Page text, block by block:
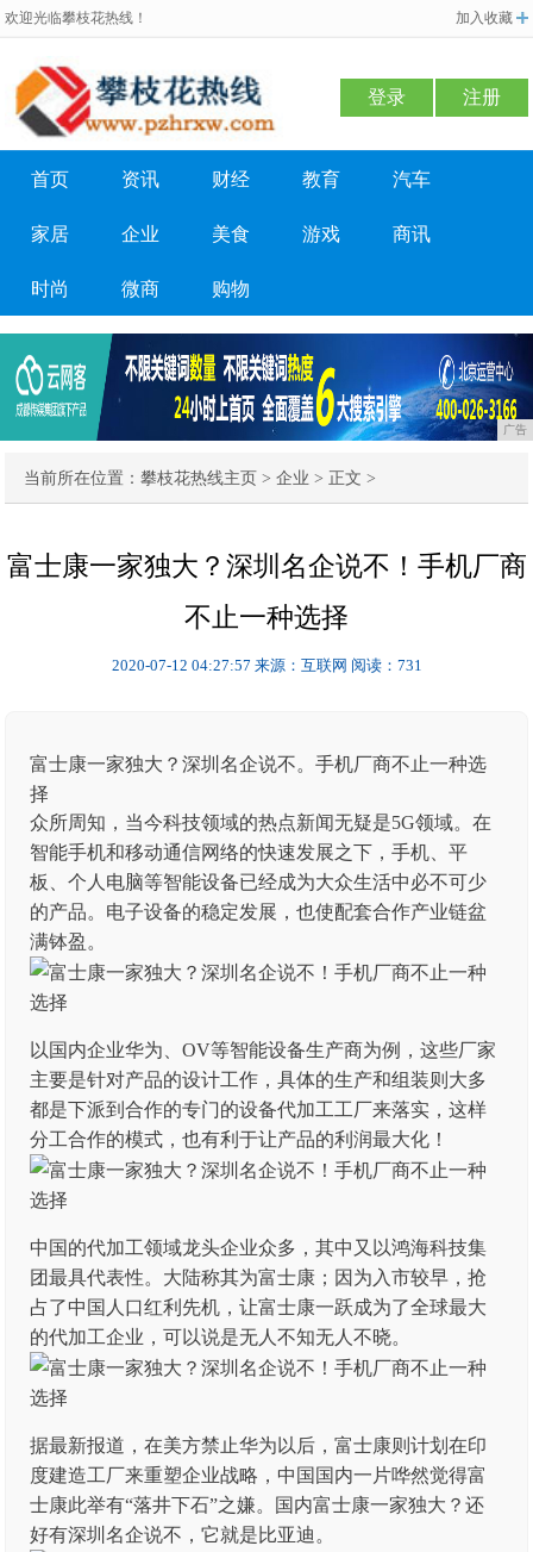
欢迎光临攀枝花热线！ 加入收藏
登录 注册
首页 资讯 财经 教育 汽车
家居 企业 美食 游戏 商讯
时尚 微商 购物
广告
当前所在位置：攀枝花热线主页 >企业 > 正文 >
富士康一家独大？深圳名企说不！手机厂商
不止一种选择
2020-07-12 04:27:57 来源：互联网 阅读：731
富士康一家独大？深圳名企说不。手机厂商不止一种选
择
众所周知，当今科技领域的热点新闻无疑是5G领域。在
智能手机和移动通信网络的快速发展之下，手机、平
板、个人电脑等智能设备已经成为大众生活中必不可少
的产品。电子设备的稳定发展，也使配套合作产业链盆
满钵盈。
以国内企业华为、OV等智能设备生产商为例，这些厂家
主要是针对产品的设计工作，具体的生产和组装则大多
都是下派到合作的专门的设备代加工工厂来落实，这样
分工合作的模式，也有利于让产品的利润最大化！
中国的代加工领域龙头企业众多，其中又以鸿海科技集
团最具代表性。大陆称其为富士康；因为入市较早，抢
占了中国人口红利先机，让富士康一跃成为了全球最大
的代加工企业，可以说是无人不知无人不晓。
据最新报道，在美方禁止华为以后，富士康则计划在印
度建造工厂来重塑企业战略，中国国内一片哗然觉得富
士康此举有“落井下石”之嫌。国内富士康一家独大？还
好有深圳名企说不，它就是比亚迪。